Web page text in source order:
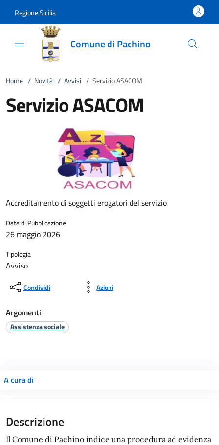
Regione Sicilia
Comune di Pachino
Home / Novità / Avvisi / Servizio ASACOM
Servizio ASACOM
Accreditamento di soggetti erogatori del servizio
Data di Pubblicazione
26 maggio 2026
Tipologia
Avviso
Condividi Azioni
Argomenti
Assistenza sociale
A cura di
Il Comune di Pachino indice una procedura ad evidenza